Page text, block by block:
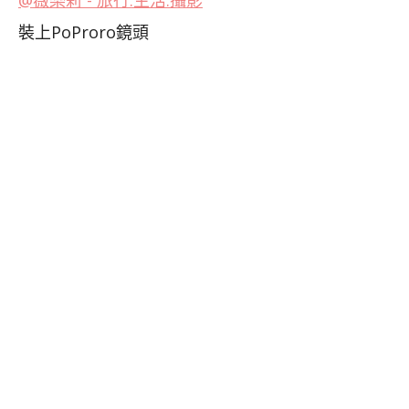
裝上PoProro鏡頭